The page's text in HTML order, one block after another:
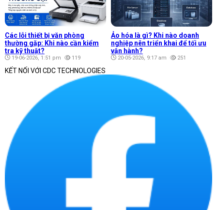
Các lỗi thiết bị văn phòng
thường gặp: Khi nào cần kiểm
tra kỹ thuật?
19-06-2026, 1:51 pm 119
Ảo hóa là gì? Khi nào doanh
nghiệp nên triển khai để tối ưu
vận hành?
20-05-2026, 9:17 am 251
KẾT NỐI VỚI CDC TECHNOLOGIES